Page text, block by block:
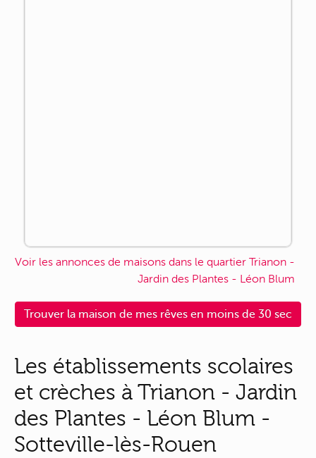
Voir les annonces de maisons dans le quartier Trianon -
Jardin des Plantes - Léon Blum
Trouver la maison de mes rêves en moins de 30 sec
Les établissements scolaires
et crèches à Trianon - Jardin
des Plantes - Léon Blum -
Sotteville-lès-Rouen